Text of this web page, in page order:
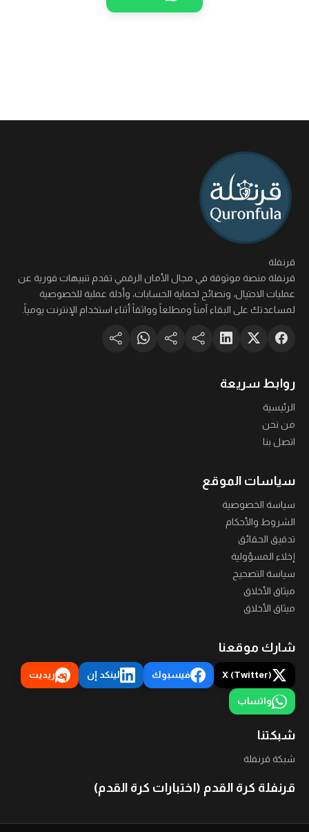
قرنفلة
قرنفلة منصة موثوقة في مجال الأمان الرقمي تقدم تنبيهات فورية عن
عمليات الاحتيال، ونصائح لحماية الحسابات، وأدلة عملية للخصوصية
لمساعدتك على البقاء آمناً ومطلعاً وواثقاً أثناء استخدام الإنترنت يومياً.
روابط سريعة
الرئيسية
من نحن
اتصل بنا
سياسات الموقع
سياسة الخصوصية
الشروط والأحكام
تدقيق الحقائق
إخلاء المسؤولية
سياسة التصحيح
ميثاق الأخلاق
ميثاق الأخلاق
شارك موقعنا
X (Twitter) فيسبوك لينكد إن ريديت
واتساب
شبكتنا
شبكة قرنفلة
قرنفلة كرة القدم (اختبارات كرة القدم)